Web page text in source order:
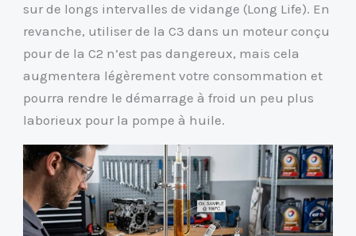
sur de longs intervalles de vidange (Long Life). En
revanche, utiliser de la C3 dans un moteur conçu
pour de la C2 n’est pas dangereux, mais cela
augmentera légèrement votre consommation et
pourra rendre le démarrage à froid un peu plus
laborieux pour la pompe à huile.